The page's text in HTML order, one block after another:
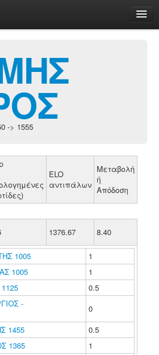
-> 1555
ELO
αντιπάλων
Μεταβολή
ή
Απόδοση
1376.67 8.40
1005
1
1005
1
0.5
-
0
1455
0.5
1365
1